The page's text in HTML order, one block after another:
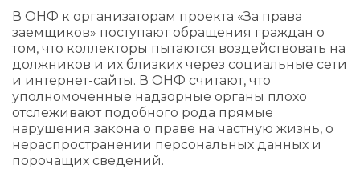
В ОНФ к организаторам проекта «За права
заемщиков» поступают обращения граждан о
том, что коллекторы пытаются воздействовать на
должников и их близких через социальные сети
и интернет-сайты. В ОНФ считают, что
уполномоченные надзорные органы плохо
отслеживают подобного рода прямые
нарушения закона о праве на частную жизнь, о
нераспространении персональных данных и
порочащих сведений.